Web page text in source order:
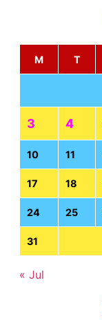
M
T
3 4
10 11
17 18
24 25
31
« Jul